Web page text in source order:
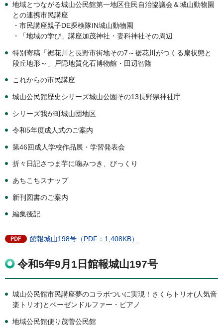
地域とつながる城山公民館第一地区住民自治協議会＆城山動物園
との連携市民講座
・市民講座親子DE探検隊IN城山動物園
・「地域の学び」講座加茂神社・妻科神社その周辺
特別寄稿「裾花川と長野市街地その7～裾花川がつくる扇状態と
段丘地形～」戸隠地質化石博物館・田辺智隆
これからの市民講座
城山公民館歴史シリーズ城山公園その13長野県神社庁
シリーズ我が町城山団地区
令和5年度成人式のご案内
第46回成人学校作品展・学習発表会
折々日記さつま芋に噛みつき、びっくり
あちこちスナップ
新刊図書のご案内
編集後記
館報城山198号（PDF：1,408KB）
令和5年9月1日館報城山197号
城山公民館市民講座夢のコラボついに実現！さくらトリオ(人気音
楽トリオ)とベーゼンドルファー・ピアノ
地域公民館便り茂菅公民館